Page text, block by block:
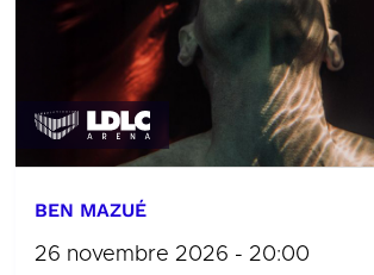
BEN MAZUÉ
26 novembre 2026 - 20:00